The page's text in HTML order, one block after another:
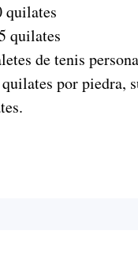
quilates
quilates
de tenis
por piedra,